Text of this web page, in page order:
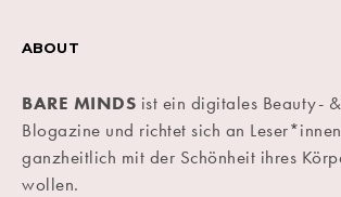
ABOUT
BARE MINDS ist ein digitales Beauty-
Blogazine und richtet sich an
ganzheitlich mit der Schönheit ihres
wollen.